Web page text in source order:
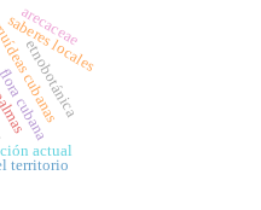
cubanas
actual
territorio
saberes locales
cubana
etnobotánica
arecaceae